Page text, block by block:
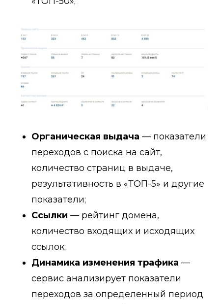
Органическая выдача — показатели
переходов с поиска на сайт,
количество страниц в выдаче,
результативность в «ТОП-5» и другие
показатели;
Ссылки — рейтинг домена,
количество входящих и исходящих
ссылок;
Динамика изменения трафика —
сервис анализирует показатели
переходов за определенный период